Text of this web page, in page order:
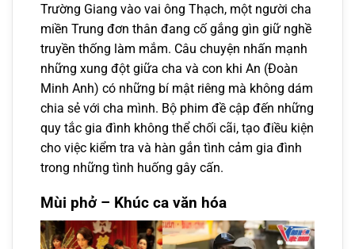
Trường Giang vào vai ông Thạch, một người cha
miền Trung đơn thân đang cố gắng gìn giữ nghề
truyền thống làm mắm. Câu chuyện nhấn mạnh
những xung đột giữa cha và con khi An (Đoàn
Minh Anh) có những bí mật riêng mà không dám
chia sẻ với cha mình. Bộ phim đề cập đến những
quy tắc gia đình không thể chối cãi, tạo điều kiện
cho việc kiểm tra và hàn gắn tình cảm gia đình
trong những tình huống gây cấn.
Mùi phở – Khúc ca văn hóa